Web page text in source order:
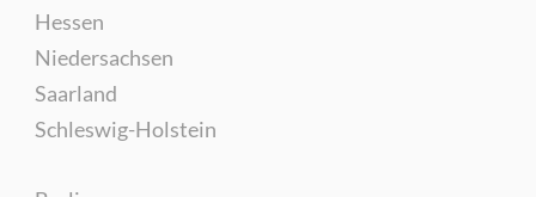
Hessen
Niedersachsen
Saarland
Schleswig-Holstein